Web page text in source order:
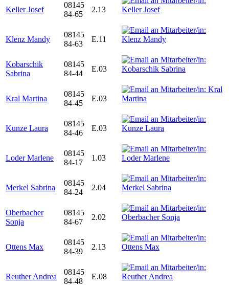
Keller Josef
08145
84-65
2.13
Klenz Mandy
08145
84-63
E.11
Kobarschik
Sabrina
08145
84-44
E.03
Kral Martina
08145
84-45
E.03
Kunze Laura
08145
84-46
E.03
Loder Marlene
08145
84-17
1.03
Merkel Sabrina
08145
84-24
2.04
Oberbacher
Sonja
08145
84-67
2.02
Ottens Max
08145
84-39
2.13
Reuther Andrea
08145
84-48
E.08